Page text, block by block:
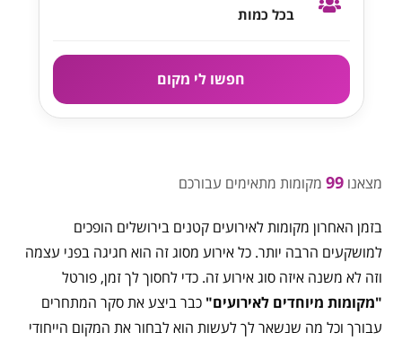
בכל כמות
חפשו לי מקום
מצאנו99 מקומות מתאימים עבורכם
בזמן האחרון מקומות לאירועים קטנים בירושלים הופכים
למושקעים הרבה יותר. כל אירוע מסוג זה הוא חגיגה בפני עצמה
וזה לא משנה איזה סוג אירוע זה. כדי לחסוך לך זמן, פורטל
"מקומות מיוחדים לאירועים" כבר ביצע את סקר המתחרים
עבורך וכל מה שנשאר לך לעשות הוא לבחור את המקום הייחודי